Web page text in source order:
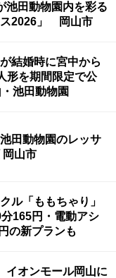
田動物園内を彩る
ス2026」 岡山市
結婚時に宮中から
を期間限定で公
池田動物園
田動物園のレッサ
ーパンダで合格祈願 岡山市
ル「ももちゃり」
165円・電動アシ
の新プランも
オンモール岡山に